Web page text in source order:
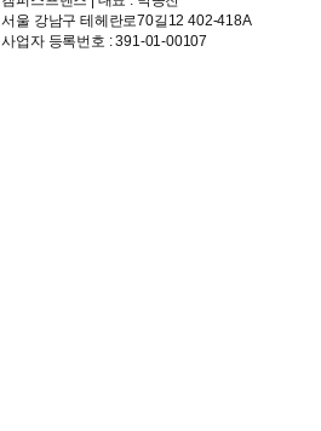
서울 강남구 테헤란로70길12 402-418A
사업자 등록번호 : 391-01-00107